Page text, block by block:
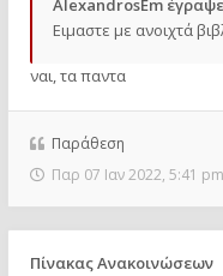
AlexandrosEm
Ειμαστε με ανοιχτά
ναι, τα παντα
Παράθεση
Παρ 07 Ιαν 2022, 5:41 pm
Πίνακας Ανακοινώσεων